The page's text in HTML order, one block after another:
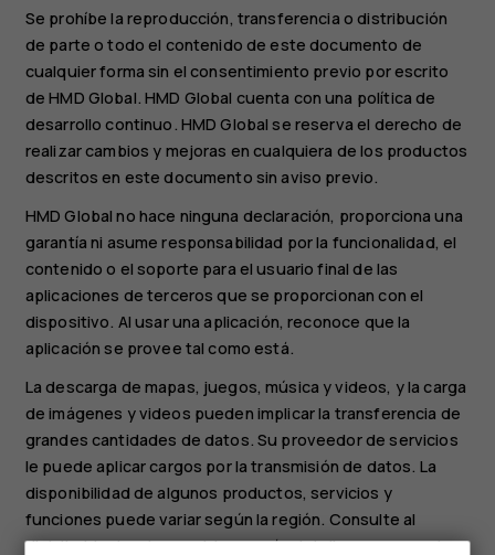
Se prohíbe la reproducción, transferencia o distribución
de parte o todo el contenido de este documento de
cualquier forma sin el consentimiento previo por escrito
de HMD Global. HMD Global cuenta con una política de
desarrollo continuo. HMD Global se reserva el derecho de
realizar cambios y mejoras en cualquiera de los productos
descritos en este documento sin aviso previo.
HMD Global no hace ninguna declaración, proporciona una
garantía ni asume responsabilidad por la funcionalidad, el
contenido o el soporte para el usuario final de las
aplicaciones de terceros que se proporcionan con el
dispositivo. Al usar una aplicación, reconoce que la
aplicación se provee tal como está.
La descarga de mapas, juegos, música y videos, y la carga
de imágenes y videos pueden implicar la transferencia de
grandes cantidades de datos. Su proveedor de servicios
le puede aplicar cargos por la transmisión de datos. La
disponibilidad de algunos productos, servicios y
funciones puede variar según la región. Consulte al
distribuidor local para obtener más detalles y conocer la